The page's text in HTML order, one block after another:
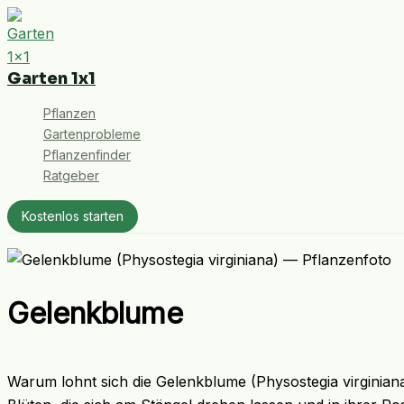
Zum
Inhalt
springen
Garten 1x1
Pflanzen
Gartenprobleme
Pflanzenfinder
Ratgeber
Kostenlos starten
Gelenkblume
Warum lohnt sich die Gelenkblume (Physostegia